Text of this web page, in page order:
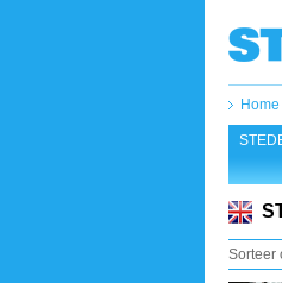
Home
Sorteer